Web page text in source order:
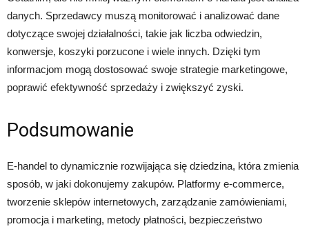
danych. Sprzedawcy muszą monitorować i analizować dane
dotyczące swojej działalności, takie jak liczba odwiedzin,
konwersje, koszyki porzucone i wiele innych. Dzięki tym
informacjom mogą dostosować swoje strategie marketingowe,
poprawić efektywność sprzedaży i zwiększyć zyski.
Podsumowanie
E-handel to dynamicznie rozwijająca się dziedzina, która zmienia
sposób, w jaki dokonujemy zakupów. Platformy e-commerce,
tworzenie sklepów internetowych, zarządzanie zamówieniami,
promocja i marketing, metody płatności, bezpieczeństwo